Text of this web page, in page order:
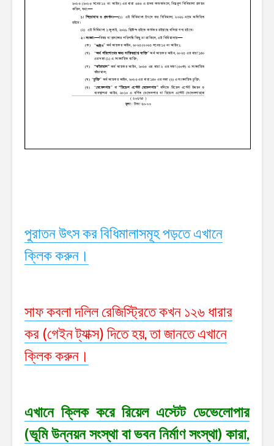
পুরাতন উৎস কর বিধিমালাসমূহ পড়তে এখানে
ক্লিক করুন।
সাফ কবলা দলিল রেজিস্ট্রিতে কখন ১২৬ ধারার
কর (গেইন ট্যাক্স) দিতে হয়, তা জানতে এখানে
ক্লিক করুন।
এখানে ক্লিক করে রিয়েল এস্টেট ডেভেলোপার
(ভূমি উন্নয়ন সংস্থা বা ভবন নির্মাণ সংস্থা) কারা,